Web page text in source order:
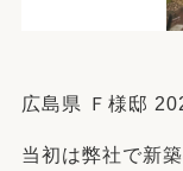
広島県 Ｆ様邸
当初は弊社で新